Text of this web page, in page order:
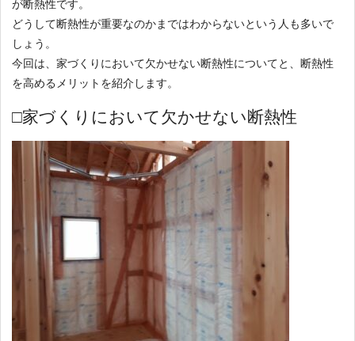
が断熱性です。
どうして断熱性が重要なのかまではわからないという人も多いで
しょう。
今回は、家づくりにおいて欠かせない断熱性についてと、断熱性
を高めるメリットを紹介します。
□家づくりにおいて欠かせない断熱性